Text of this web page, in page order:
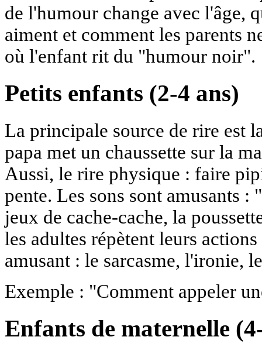
de l'humour change avec l'âge,
aiment et comment les parents
où l'enfant rit du "humour noir".
Petits enfants (2-4 ans)
La principale source de rire est
papa met un chaussette sur la
Aussi, le rire physique : faire
pente. Les sons sont amusants
jeux de cache-cache, la
les adultes répètent leurs
amusant : le sarcasme, l'ironie,
Exemple : "Comment appeler
Enfants de maternelle